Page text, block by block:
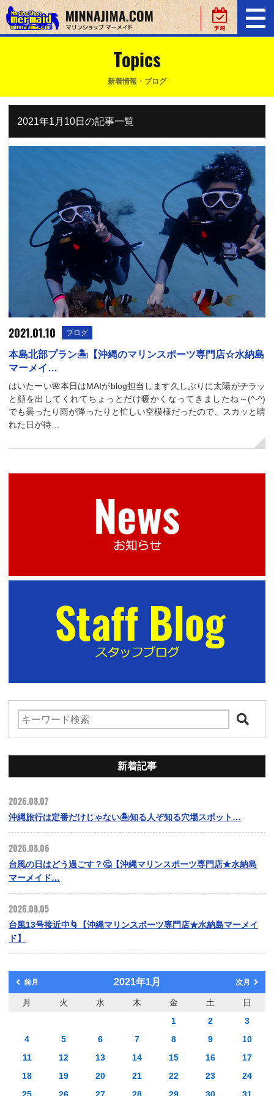
Topics
新着情報・ブログ
2021年1月10日の記事一覧
2021.01.10 ブログ
本島北部プラン🏝【沖縄のマリンスポーツ専門店☆水納島
マーメイ…
はいたーい🌺本日はMAIがblog担当します久しぶりに太陽がチラッ
と顔を出してくれてちょっとだけ暖かくなってきましたね～(^-^)
でも曇ったり雨が降ったりと忙しい空模様だったので、スカッと晴
れた日が待…
新着記事
2026.08.07
沖縄旅行は定番だけじゃない🏝️知る人ぞ知る穴場スポット…
2026.08.06
台風の日はどう過ごす？🤔【沖縄マリンスポーツ専門店★水納島
マーメイド…
2026.08.05
台風13号接近中🌀【沖縄マリンスポーツ専門店★水納島マーメイ
ド】
前月 2021年1月 次月
月 火 水 木 金 土
日
1
2
3
4
5 6 7 8 9
10
11
12 13 14 15 16
17
18
19 20 21 22 23
24
25
26 27 28 29 30 31